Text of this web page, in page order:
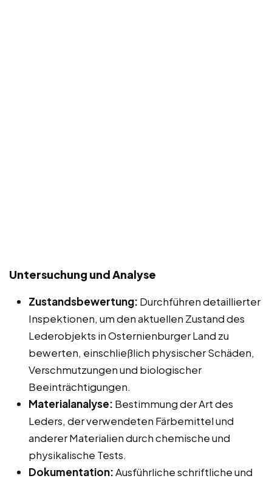
Untersuchung und Analyse
Zustandsbewertung: Durchführen detaillierter
Inspektionen, um den aktuellen Zustand des
Lederobjekts in Osternienburger Land zu
bewerten, einschließlich physischer Schäden,
Verschmutzungen und biologischer
Beeinträchtigungen.
Materialanalyse: Bestimmung der Art des
Leders, der verwendeten Färbemittel und
anderer Materialien durch chemische und
physikalische Tests.
Dokumentation:Ausführliche schriftliche und